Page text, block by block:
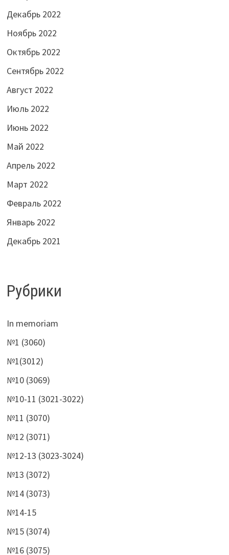
Декабрь 2022
Ноябрь 2022
Октябрь 2022
Сентябрь 2022
Август 2022
Июль 2022
Июнь 2022
Май 2022
Апрель 2022
Март 2022
Февраль 2022
Январь 2022
Декабрь 2021
Рубрики
In memoriam
№1 (3060)
№1(3012)
№10 (3069)
№10-11 (3021-3022)
№11 (3070)
№12 (3071)
№12-13 (3023-3024)
№13 (3072)
№14 (3073)
№14-15
№15 (3074)
№16 (3075)